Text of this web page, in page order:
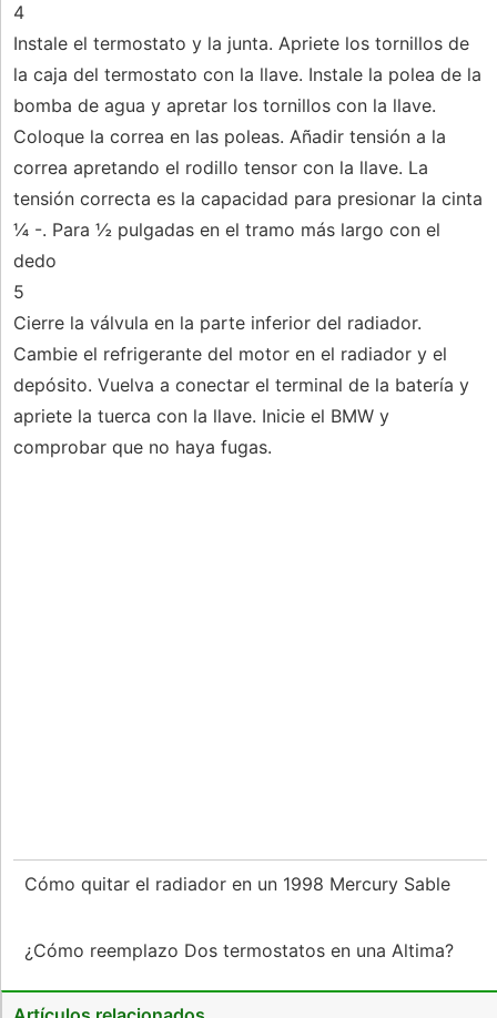
4
Instale el termostato y la junta. Apriete los tornillos de
la caja del termostato con la llave. Instale la polea de la
bomba de agua y apretar los tornillos con la llave.
Coloque la correa en las poleas. Añadir tensión a la
correa apretando el rodillo tensor con la llave. La
tensión correcta es la capacidad para presionar la cinta
¼ -. Para ½ pulgadas en el tramo más largo con el
dedo
5
Cierre la válvula en la parte inferior del radiador.
Cambie el refrigerante del motor en el radiador y el
depósito. Vuelva a conectar el terminal de la batería y
apriete la tuerca con la llave. Inicie el BMW y
comprobar que no haya fugas.
Cómo quitar el radiador en un 1998 Mercury Sable
¿Cómo reemplazo Dos termostatos en una Altima?